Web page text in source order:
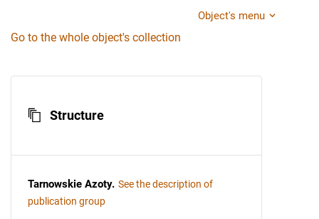
Object's menu
Go to the whole object's collection
Structure
Tarnowskie Azoty. See the description of
publication group